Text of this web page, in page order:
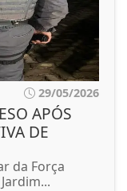
29/05/2026
APÓS
DE
da Força